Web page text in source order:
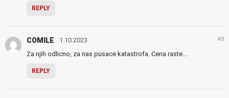
REPLY
COMILE 1.10.2023 #8
Za njih odlicno, za nas pusace katastrofa. Cena raste…
REPLY